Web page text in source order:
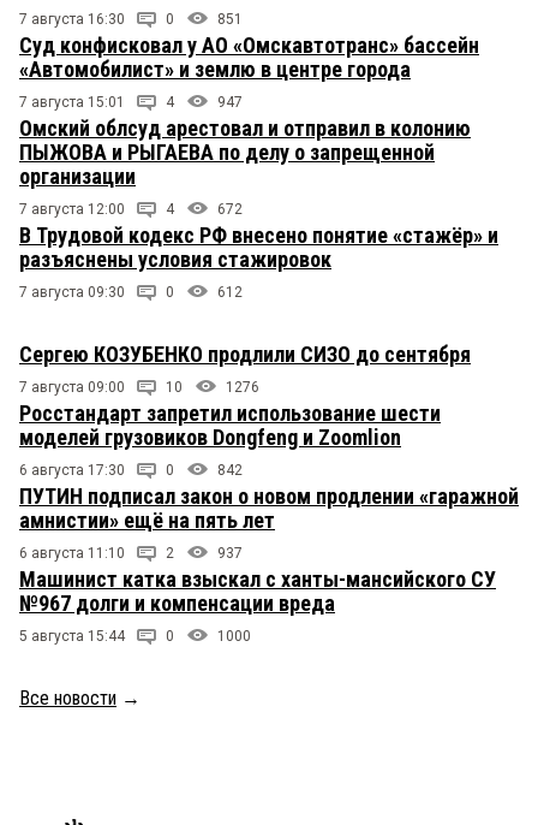
7 августа 16:30 0 851
Суд конфисковал у АО «Омскавтотранс» бассейн
«Автомобилист» и землю в центре города
7 августа 15:01 4 947
Омский облсуд арестовал и отправил в колонию
ПЫЖОВА и РЫГАЕВА по делу о запрещенной
организации
7 августа 12:00 4 672
В Трудовой кодекс РФ внесено понятие «стажёр» и
разъяснены условия стажировок
7 августа 09:30 0 612
Сергею КОЗУБЕНКО продлили СИЗО до сентября
7 августа 09:00 10 1276
Росстандарт запретил использование шести
моделей грузовиков Dongfeng и Zoomlion
6 августа 17:30 0 842
ПУТИН подписал закон о новом продлении «гаражной
амнистии» ещё на пять лет
6 августа 11:10 2 937
Машинист катка взыскал с ханты-мансийского СУ
№967 долги и компенсации вреда
5 августа 15:44 0 1000
Все новости →